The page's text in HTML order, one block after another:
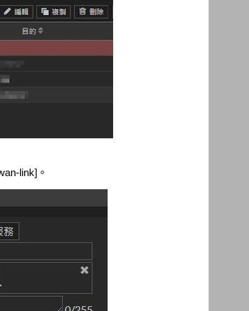
link]。